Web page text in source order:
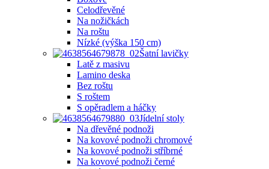
Celodřevěné
Na nožičkách
Na roštu
Nízké (výška 150 cm)
Šatní lavičky
Latě z masivu
Lamino deska
Bez roštu
S roštem
S opěradlem a háčky
Jídelní stoly
Na dřevěné podnoži
Na kovové podnoži chromové
Na kovové podnoži stříbrné
Na kovové podnoži černé